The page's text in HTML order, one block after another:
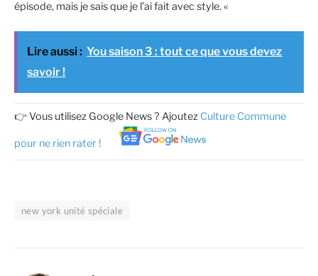
épisode, mais je sais que je l’ai fait avec style. «
Lire aussi : You saison 3 : tout ce que vous devez
savoir !
👉 Vous utilisez Google News ? Ajoutez Culture Commune
pour ne rien rater !
new york unité spéciale